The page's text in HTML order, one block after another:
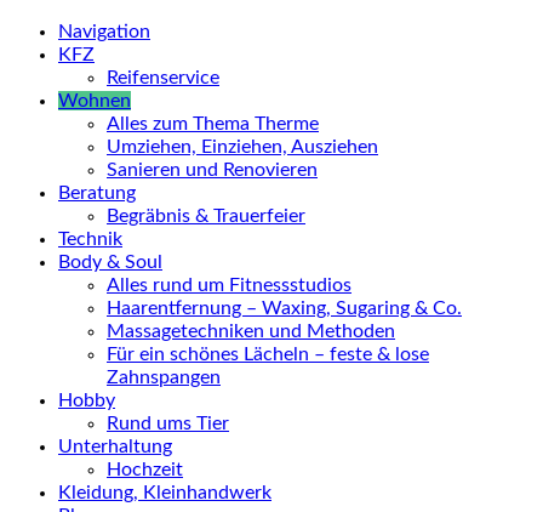
Navigation
KFZ
Reifenservice
Wohnen
Alles zum Thema Therme
Umziehen, Einziehen, Ausziehen
Sanieren und Renovieren
Beratung
Begräbnis & Trauerfeier
Technik
Body & Soul
Alles rund um Fitnessstudios
Haarentfernung – Waxing, Sugaring & Co.
Massagetechniken und Methoden
Für ein schönes Lächeln – feste & lose
Zahnspangen
Hobby
Rund ums Tier
Unterhaltung
Hochzeit
Kleidung, Kleinhandwerk